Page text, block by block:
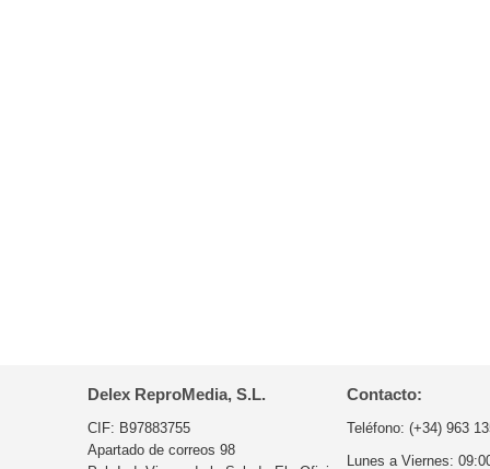
Delex ReproMedia, S.L.
CIF: B97883755
Apartado de correos 98
Contacto:
Teléfono: (+34) 963
Lunes a Viernes: